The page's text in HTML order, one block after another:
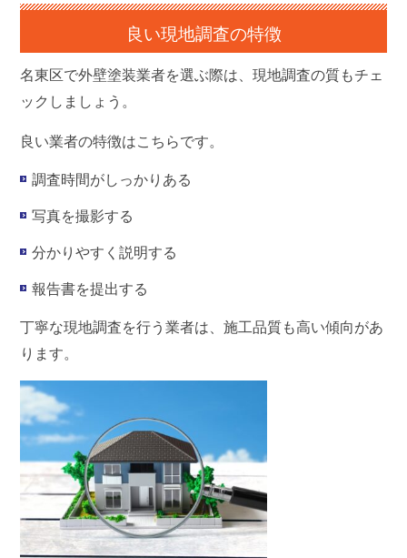
良い現地調査の特徴
名東区で外壁塗装業者を選ぶ際は、現地調査の質もチェ
ックしましょう。
良い業者の特徴はこちらです。
調査時間がしっかりある
写真を撮影する
分かりやすく説明する
報告書を提出する
丁寧な現地調査を行う業者は、施工品質も高い傾向があ
ります。